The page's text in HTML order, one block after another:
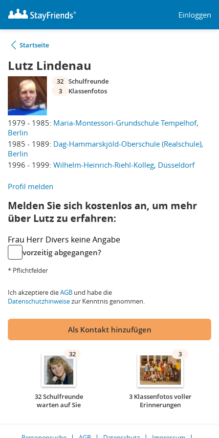
Einloggen
Startseite
Lutz Lindenau
1979 - 1985: Maria-Montessori-Grundschule Tempelhof,
Berlin
1985 - 1989: Dag-Hammarskjöld-Oberschule (Realschule),
Berlin
1996 - 1999: Wilhelm-Heinrich-Riehl-Kolleg, Düsseldorf
32 Schulfreunde
3
Klassenfotos
Profil melden
Melden Sie sich kostenlos an, um mehr
über Lutz zu erfahren:
Frau Herr Divers keine Angabe
vorzeitig abgegangen?
* Pflichtfelder
Ich akzeptiere dieAGB und habe die
Datenschutzhinweisezur Kenntnis genommen.
Als Kontakt hinzufügen
32
32 Schulfreunde
warten auf Sie
3
3 Klassenfotos voller
Erinnerungen